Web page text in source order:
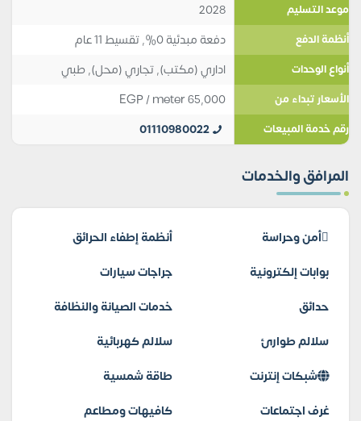
موعد التسليم 2028
أنظمة الدفع دفعة مبدئية 0%, تقسيط 11 عام
أنواع الوحدات اداري (مكتب),تجاري (محل),طبي
الأسعار تبداء من 65,000
EGP/ meter
رقم خدمة المبيعات 01110980022
المرافق والخدمات
أمن وحراسة
أنظمة إطفاء الحرائق
بوابات إلكترونية
جراجات سيارات
حدائق
خدمات الصيانة والنظافة
سلالم طوارئ
سلالم كهربائية
شبكات إنترنت
طاقة شمسية
غرف اجتماعات
كافيهات ومطاعم